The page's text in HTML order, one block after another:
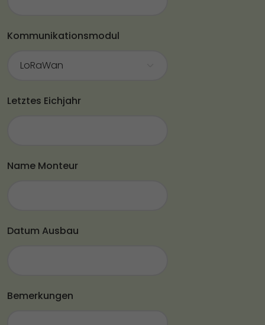
Kommunikationsmodul
Letztes Eichjahr
Name Monteur
Datum Ausbau
Bemerkungen